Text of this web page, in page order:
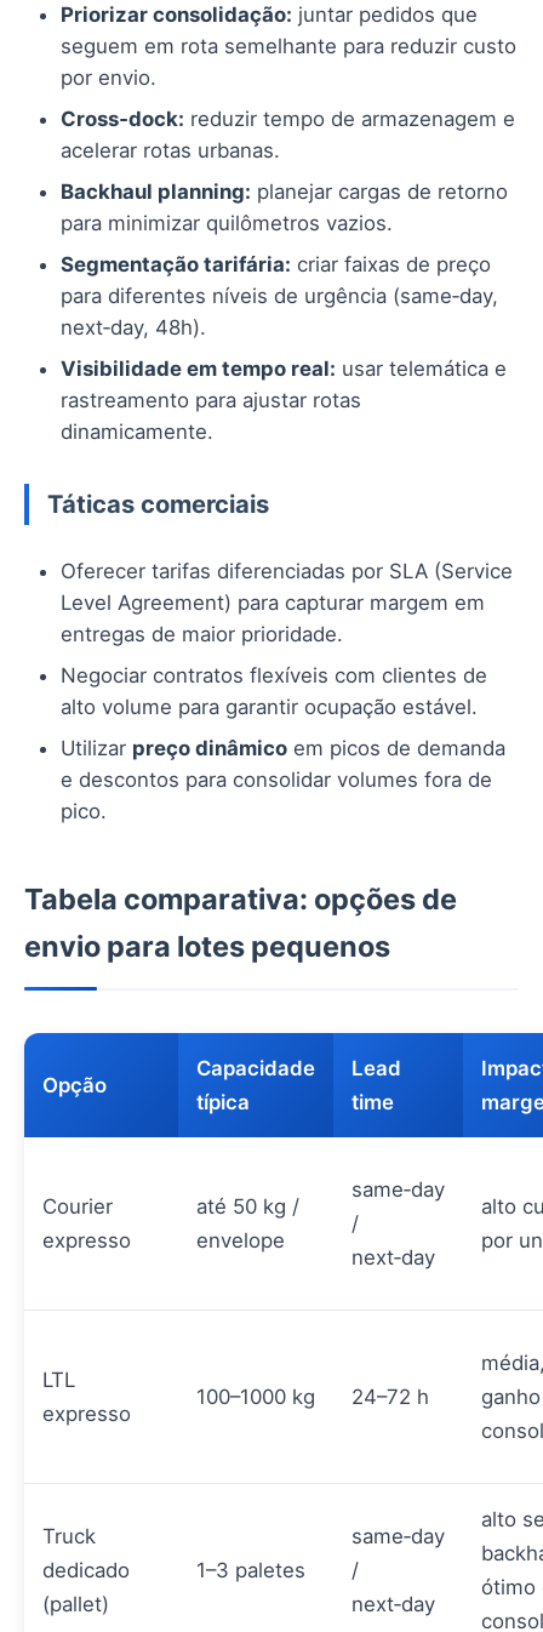
Priorizar consolidação: juntar pedidos que
seguem em rota semelhante para reduzir custo
por envio.
Cross‑dock: reduzir tempo de armazenagem e
acelerar rotas urbanas.
Backhaul planning: planejar cargas de retorno
para minimizar quilômetros vazios.
Segmentação tarifária: criar faixas de preço
para diferentes níveis de urgência (same‑day,
next‑day, 48h).
Visibilidade em tempo real: usar telemática e
rastreamento para ajustar rotas
dinamicamente.
Táticas comerciais
Oferecer tarifas diferenciadas por SLA (Service
Level Agreement) para capturar margem em
entregas de maior prioridade.
Negociar contratos flexíveis com clientes de
alto volume para garantir ocupação estável.
Utilizar preço dinâmico em picos de demanda
e descontos para consolidar volumes fora de
pico.
Tabela comparativa: opções de
envio para lotes pequenos
Opção
Capacidade
típica
Lead
time
Courier
expresso
até 50 kg /
envelope
same‑day
/
next‑day
alto
por
LTL
expresso
100–1000 kg 24–72 h
Truck
dedicado
(pallet)
1–3 paletes
same‑day
/
next‑day
alto
ótimo